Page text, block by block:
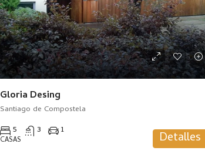
Gloria Desing
Santiago de Compostela
5 3 1
CASAS Detalles